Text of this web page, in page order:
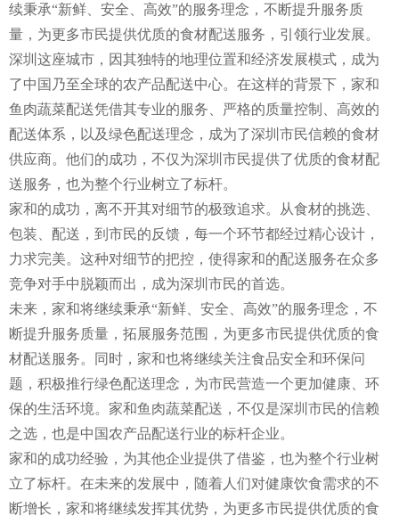
续秉承“新鲜、安全、高效”的服务理念，不断提升服务质
量，为更多市民提供优质的食材配送服务，引领行业发展。
深圳这座城市，因其独特的地理位置和经济发展模式，成为
了中国乃至全球的农产品配送中心。在这样的背景下，家和
鱼肉蔬菜配送凭借其专业的服务、严格的质量控制、高效的
配送体系，以及绿色配送理念，成为了深圳市民信赖的食材
供应商。他们的成功，不仅为深圳市民提供了优质的食材配
送服务，也为整个行业树立了标杆。
家和的成功，离不开其对细节的极致追求。从食材的挑选、
包装、配送，到市民的反馈，每一个环节都经过精心设计，
力求完美。这种对细节的把控，使得家和的配送服务在众多
竞争对手中脱颖而出，成为深圳市民的首选。
未来，家和将继续秉承“新鲜、安全、高效”的服务理念，不
断提升服务质量，拓展服务范围，为更多市民提供优质的食
材配送服务。同时，家和也将继续关注食品安全和环保问
题，积极推行绿色配送理念，为市民营造一个更加健康、环
保的生活环境。家和鱼肉蔬菜配送，不仅是深圳市民的信赖
之选，也是中国农产品配送行业的标杆企业。
家和的成功经验，为其他企业提供了借鉴，也为整个行业树
立了标杆。在未来的发展中，随着人们对健康饮食需求的不
断增长，家和将继续发挥其优势，为更多市民提供优质的食